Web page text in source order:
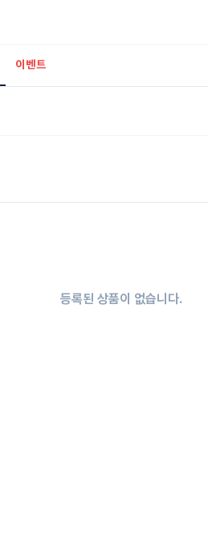
이벤트
등록된 상품이 없습니다.